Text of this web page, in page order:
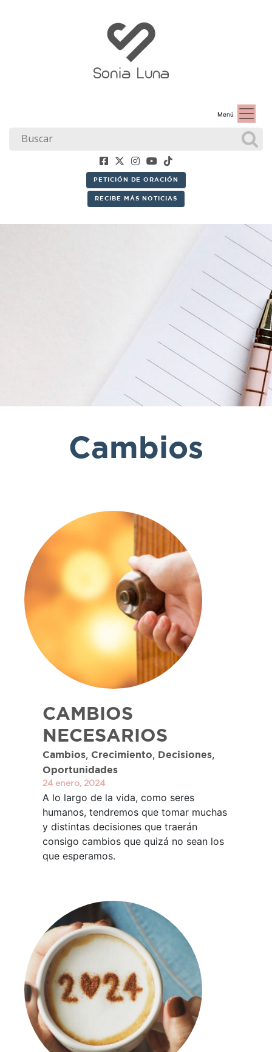
Menú
PETICIÓN DE ORACIÓN
RECIBE MÁS NOTICIAS
Cambios
CAMBIOS
NECESARIOS
Cambios, Crecimiento, Decisiones,
Oportunidades
24 enero, 2024
A lo largo de la vida, como seres
humanos, tendremos que tomar muchas
y distintas decisiones que traerán
consigo cambios que quizá no sean los
que esperamos.